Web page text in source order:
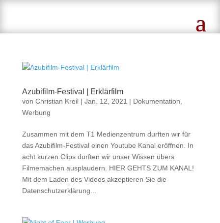
Azubifilm-Festival | Erklärfilm
von Christian Kreil| Jan. 12, 2021 | Dokumentation
Werbung
Zusammen mit dem T1 Medienzentrum durften wir für
das Azubifilm-Festival einen Youtube Kanal eröffnen. In
acht kurzen Clips durften wir unser Wissen übers
Filmemachen ausplaudern. HIER GEHTS ZUM KANAL!
Mit dem Laden des Videos akzeptieren Sie die
Datenschutzerklärung...